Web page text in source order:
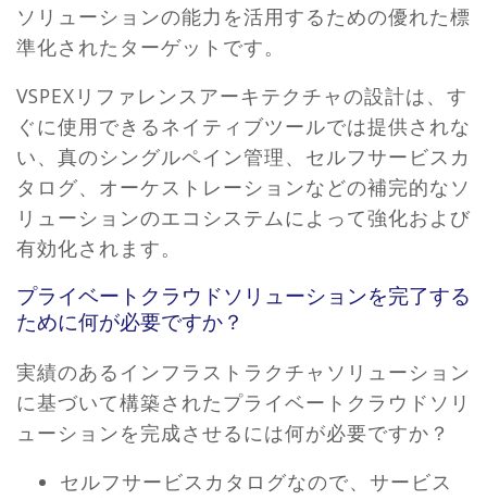
ソリューションの能力を活用するための優れた標
準化されたターゲットです。
VSPEXリファレンスアーキテクチャの設計は、す
ぐに使用できるネイティブツールでは提供されな
い、真のシングルペイン管理、セルフサービスカ
タログ、オーケストレーションなどの補完的なソ
リューションのエコシステムによって強化および
有効化されます。
プライベートクラウドソリューションを完了する
ために何が必要ですか？
実績のあるインフラストラクチャソリューション
に基づいて構築されたプライベートクラウドソリ
ューションを完成させるには何が必要ですか？
セルフサービスカタログなので、サービス